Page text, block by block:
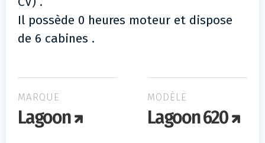
Il possède 0 heures moteur et dispose
de 6 cabines .
MARQUE
Lagoon
MODÈLE
Lagoon 620